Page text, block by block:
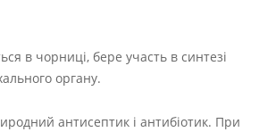
в чорниці, бере участь в синтезі
органу.
антисептик і антибіотик. При